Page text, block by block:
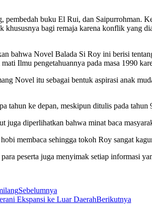
buku El Rui, dan Saipurrohman.
khususnya bagi remaja karena konflik yang
bahwa Novel Balada Si Roy ini berisi
Ilmu pengetahuannya pada masa 1990
Novel itu sebagai bentuk aspirasi anak
tahun ke depan, meskipun ditulis pada
juga diperlihatkan bahwa minat baca
membaca sehingga tokoh Roy sangat
peserta juga menyimak setiap informasi
Sebelumnya
Ekspansi ke Luar DaerahBerikutnya